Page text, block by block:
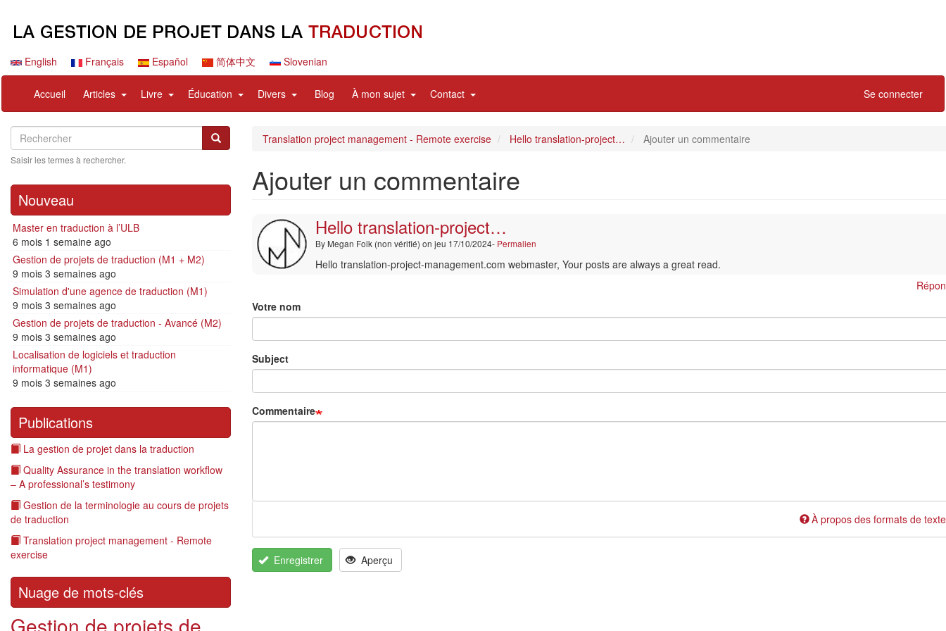
principalEnglish Français Español 简体中文 Slovenian
principale
Accueil Articles expandLivre expandÉducation expandDivers expand
items
Blog À mon sujet expand
items
Contact expand
items
account
menu
Se connecter
Search
Rechercher Rechercher
Saisir les termes à rechercher.
Nouveau
Master en traduction à l’ULB
6 mois 1 semaine ago
Gestion de projets de traduction (M1 + M2)
9 mois 3 semaines ago
Simulation d'une agence de traduction (M1)
9 mois 3 semaines ago
Gestion de projets de traduction - Avancé (M2)
9 mois 3 semaines ago
Localisation de logiciels et traduction
informatique (M1)
9 mois 3 semaines ago
Publications
La gestion de projet dans la traduction
Quality Assurance in the translation workflow
– A professional’s testimony
Gestion de la terminologie au cours de projets
de traduction
Translation project management - Remote
exercise
Nuage de mots-clés
Gestion de projets de
Translation project management - Remote exercise Hello translation-project… Ajouter un commentaire
Ajouter un commentaire
Hello translation-project…
By Megan Folk (non vérifié) on jeu 17/10/2024- Permalien
Hello translation-project-management.com webmaster, Your posts are always a great read.
Votre nom
Subject
Commentaire
À propos des formats de texte
Enregistrer Aperçu